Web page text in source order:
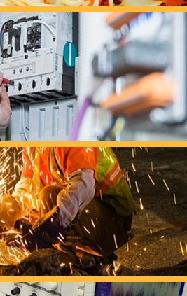
端午情，欢乐“粽
春天，以爱之名，
护理员培训——提
月：保持热爱，成
说拜拜！
端午情，欢乐“粽
个春天，以爱之名，